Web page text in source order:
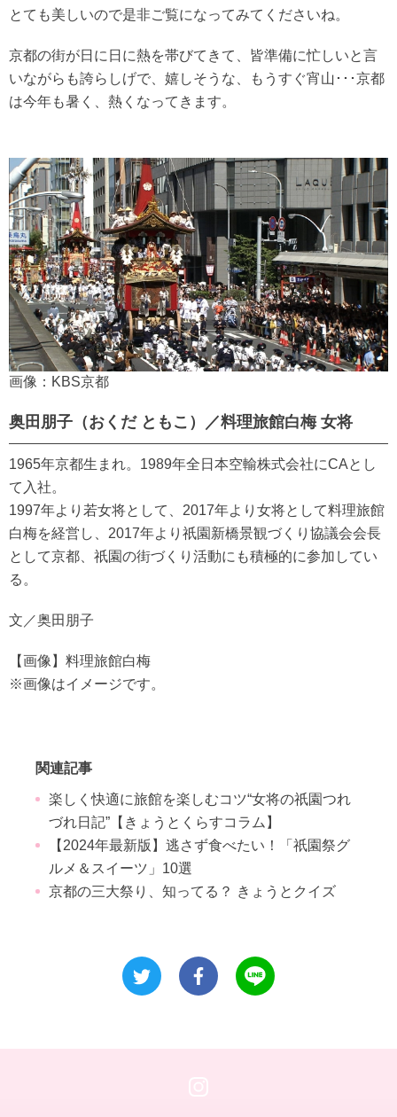
とても美しいので是非ご覧になってみてくださいね。
京都の街が日に日に熱を帯びてきて、皆準備に忙しいと言
いながらも誇らしげで、嬉しそうな、もうすぐ宵山･･･京都
は今年も暑く、熱くなってきます。
画像：KBS京都
奥田朋子（おくだ ともこ）／料理旅館白梅 女将
1965年京都生まれ。1989年全日本空輸株式会社にCAとし
て入社。
1997年より若女将として、2017年より女将として料理旅館
白梅を経営し、2017年より祇園新橋景観づくり協議会会長
として京都、祇園の街づくり活動にも積極的に参加してい
る。
文／奥田朋子
【画像】料理旅館白梅
※画像はイメージです。
関連記事
楽しく快適に旅館を楽しむコツ“女将の祇園つれ
づれ日記”【きょうとくらすコラム】
【2024年最新版】逃さず食べたい！「祇園祭グ
ルメ＆スイーツ」10選
京都の三大祭り、知ってる？ きょうとクイズ